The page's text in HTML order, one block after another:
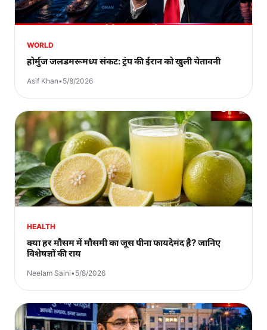
WORLD
होर्मुज जलडमरूमध्य संकट: ट्रंप की ईरान को खुली चेतावनी
Asif Khan•5/8/2026
HEALTH
क्या हर मौसम में मौसमी का जूस पीना फायदेमंद है? जानिए
विशेषज्ञों की राय
Neelam Saini•5/8/2026